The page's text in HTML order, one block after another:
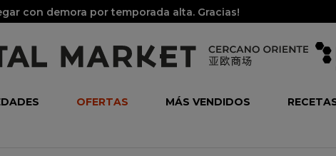
con demora por temporada alta. Gracias!
OFERTAS MÁS VENDIDOS